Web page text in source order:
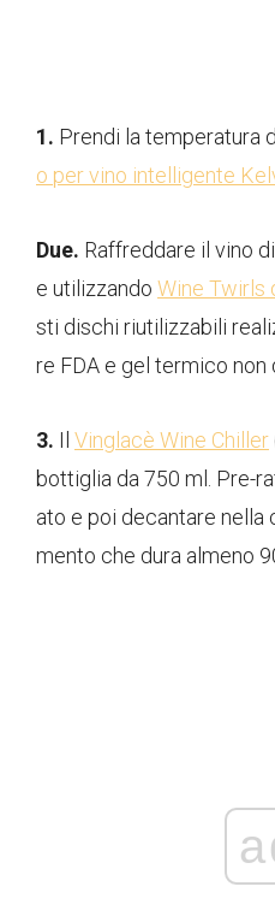
1. Prendi la temperatura
o per vino intelligente
Due. Raffreddare il vino
e utilizzando Wine Twirls
sti dischi riutilizzabili
re FDA e gel termico non
3. Il Vinglacè Wine Chiller
bottiglia da 750 ml. Pre-
ato e poi decantare nella
mento che dura almeno